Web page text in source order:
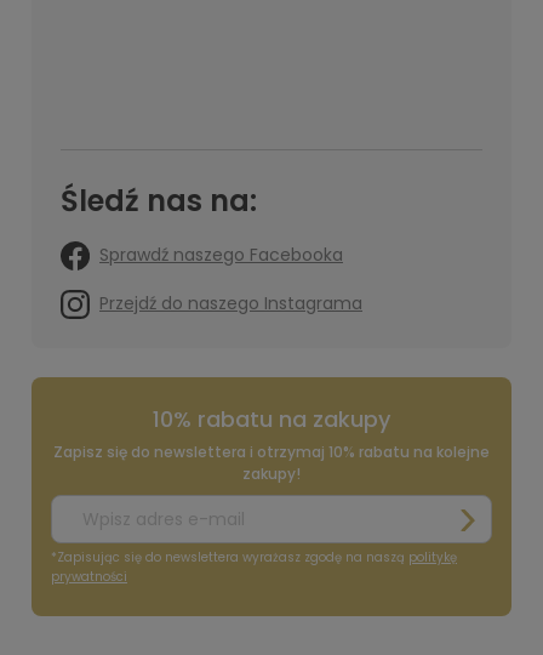
Śledź nas na:
Sprawdź naszego Facebooka
Przejdź do naszego Instagrama
10% rabatu na zakupy
Zapisz się do newslettera i otrzymaj 10% rabatu na kolejne
zakupy!
*Zapisując się do newslettera wyrażasz zgodę na naszą politykę
prywatności